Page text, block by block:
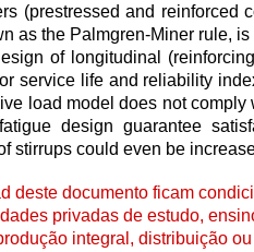
(prestressed and
as the Palmgren-Miner rule,
of longitudinal
service life and reliability
load model does not
design guarantee
stirrups could even be
deste documento ficam
privadas de estudo,
integral, distribuição